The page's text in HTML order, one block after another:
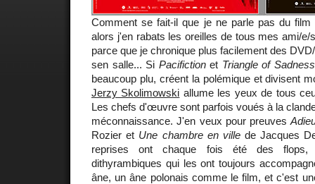
Comment se fait-il que je ne parle pas du film
alors j'en rabats les oreilles de tous mes ami/e/
parce que je chronique plus facilement des
sen salle... Si Pacifictionet Triangle of
beaucoup plu, créent la polémique et divisent
Jerzy Skolimowski allume les yeux de tous
Les chefs d'œuvre sont parfois voués à la
méconnaissance. J'en veux pour preuves
Rozier et Une chambre en villede Jacques
reprises ont chaque fois été des flops,
dithyrambiques qui les ont toujours
âne, un âne polonais comme le film, et c'est